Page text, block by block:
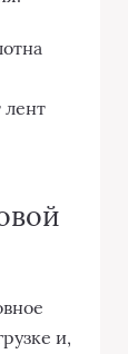
лент
и,